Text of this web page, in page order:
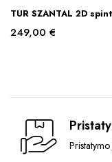
TUR SZANTAL 2D
249,00 €